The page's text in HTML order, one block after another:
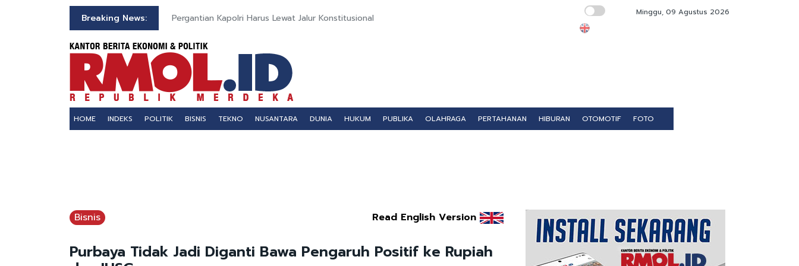
Breaking News:
atau Reschedule Tiket Pergantian Kapolri Harus Lewat Jalur Konstitusional UEA Kecam Serangan Rudal terhadap
Minggu, 09 Agustus 2026
HOME INDEKS POLITIK BISNIS TEKNO NUSANTARA DUNIA HUKUM PUBLIKA OLAHRAGA PERTAHANAN HIBURAN OTOMOTIF FOTO
Bisnis Read English Version
Purbaya Tidak Jadi Diganti Bawa Pengaruh Positif ke Rupiah